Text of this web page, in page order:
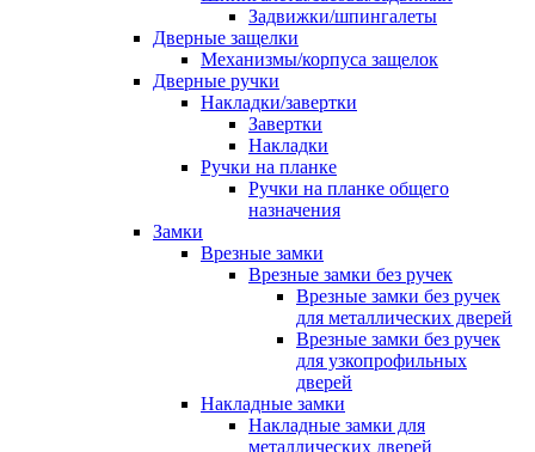
Задвижки/шпингалеты
Дверные защелки
Механизмы/корпуса защелок
Дверные ручки
Накладки/завертки
Завертки
Накладки
Ручки на планке
Ручки на планке общего
назначения
Замки
Врезные замки
Врезные замки без ручек
Врезные замки без ручек
для металлических дверей
Врезные замки без ручек
для узкопрофильных
дверей
Накладные замки
Накладные замки для
металлических дверей